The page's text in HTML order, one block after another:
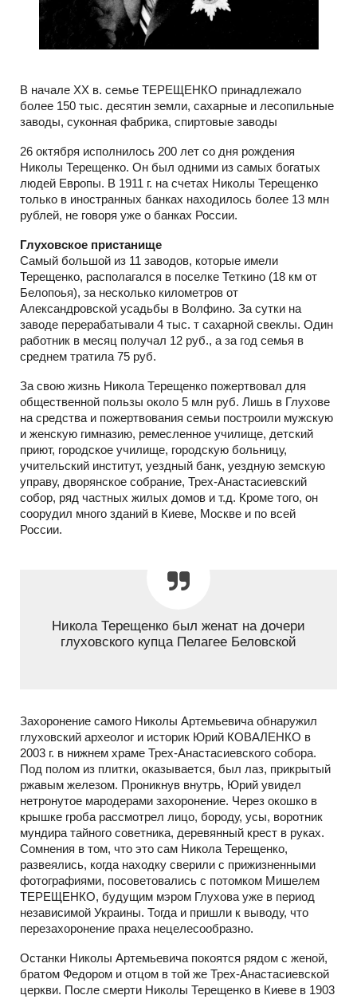
В начале ХХ в. семье ТЕРЕЩЕНКО принадлежало
более 150 тыс. десятин земли, сахарные и лесопильные
заводы, суконная фабрика, спиртовые заводы
26 октября исполнилось 200 лет со дня рождения
Николы Терещенко. Он был одними из самых богатых
людей Европы. В 1911 г. на счетах Николы Терещенко
только в иностранных банках находилось более 13 млн
рублей, не говоря уже о банках России.
Глуховское пристанище
Самый большой из 11 заводов, которые имели
Терещенко, располагался в поселке Теткино (18 км от
Белопоья), за несколько километров от
Александровской усадьбы в Волфино. За сутки на
заводе перерабатывали 4 тыс. т сахарной свеклы. Один
работник в месяц получал 12 руб., а за год семья в
среднем тратила 75 руб.
За свою жизнь Никола Терещенко пожертвовал для
общественной пользы около 5 млн руб. Лишь в Глухове
на средства и пожертвования семьи построили мужскую
и женскую гимназию, ремесленное училище, детский
приют, городское училище, городскую больницу,
учительский институт, уездный банк, уездную земскую
управу, дворянское собрание, Трех-Анастасиевский
собор, ряд частных жилых домов и т.д. Кроме того, он
соорудил много зданий в Киеве, Москве и по всей
России.
Никола Терещенко был женат на дочери
глуховского купца Пелагее Беловской
Захоронение самого Николы Артемьевича обнаружил
глуховский археолог и историк Юрий КОВАЛЕНКО в
2003 г. в нижнем храме Трех-Анастасиевского собора.
Под полом из плитки, оказывается, был лаз, прикрытый
ржавым железом. Проникнув внутрь, Юрий увидел
нетронутое мародерами захоронение. Через окошко в
крышке гроба рассмотрел лицо, бороду, усы, воротник
мундира тайного советника, деревянный крест в руках.
Сомнения в том, что это сам Никола Терещенко,
развеялись, когда находку сверили с прижизненными
фотографиями, посоветовались с потомком Мишелем
ТЕРЕЩЕНКО, будущим мэром Глухова уже в период
независимой Украины. Тогда и пришли к выводу, что
перезахоронение праха нецелесообразно.
Останки Николы Артемьевича покоятся рядом с женой,
братом Федором и отцом в той же Трех-Анастасиевской
церкви. После смерти Николы Терещенко в Киеве в 1903